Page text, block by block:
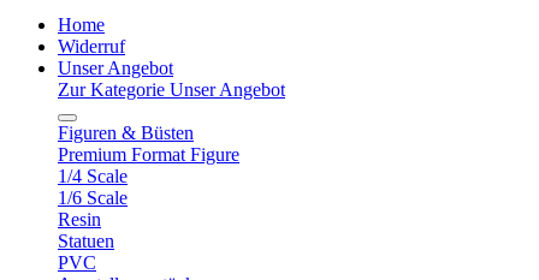
Home
Widerruf
Unser Angebot
Zur Kategorie Unser Angebot
Figuren & Büsten
Premium Format Figure
1/4 Scale
1/6 Scale
Resin
Statuen
PVC